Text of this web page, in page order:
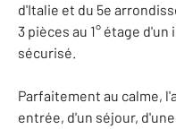
d'Italie et du 5e
3 pièces au 1° étage
sécurisé.
Parfaitement au calme,
entrée, d'un séjour,